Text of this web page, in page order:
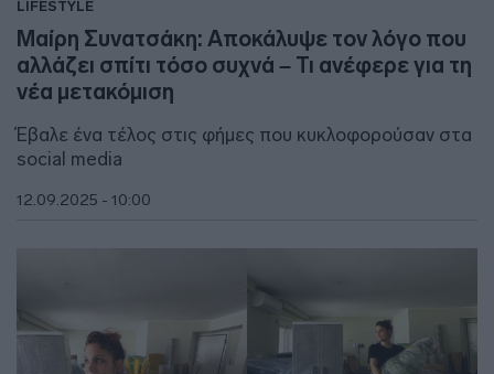
LIFESTYLE
Μαίρη Συνατσάκη: Αποκάλυψε τον λόγο που
αλλάζει σπίτι τόσο συχνά – Τι ανέφερε για τη
νέα μετακόμιση
Έβαλε ένα τέλος στις φήμες που κυκλοφορούσαν στα
social media
12.09.2025 - 10:00